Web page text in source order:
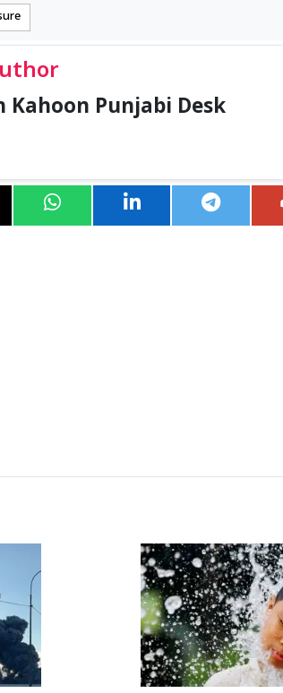
Kahoon Punjabi Desk